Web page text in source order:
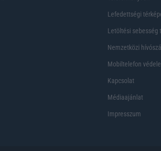
Lefedettségi
Letöltési sebesség
Nemzetközi
Mobiltelefon
Kapcsolat
Médiaajánlat
Impresszum